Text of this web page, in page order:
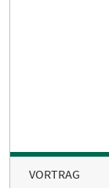
VORTRAG